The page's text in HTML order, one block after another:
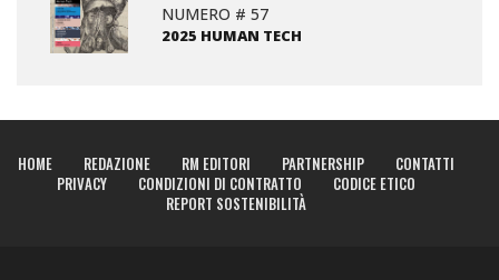
NUMERO # 57
2025 HUMAN TECH
HOME REDAZIONE RM EDITORI PARTNERSHIP
CONTATTI
PRIVACY
CONDIZIONI DI CONTRATTO
CODICE ETICO
REPORT SOSTENIBILITÀ